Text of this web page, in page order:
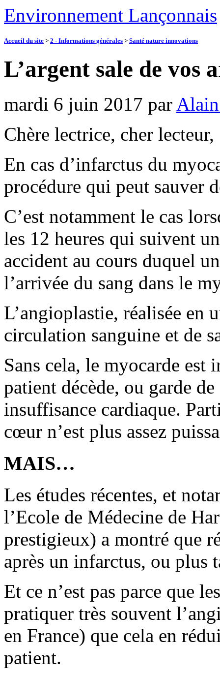
Environnement Lançonnais
Accueil du site > 2 - Informations générales > Santé nature innovations
L’argent sale de vos
mardi 6 juin 2017 par
Chère lectrice, cher lecteur,
En cas d’infarctus du
procédure qui peut sauver
C’est notamment le cas
les 12 heures qui suivent
accident au cours duquel
l’arrivée du sang dans le
L’angioplastie, réalisée en
circulation sanguine et de
Sans cela, le myocarde
patient décède, ou garde
insuffisance cardiaque.
cœur n’est plus assez
MAIS…
Les études récentes, et
l’Ecole de Médecine de
prestigieux) a montré que
après un infarctus, ou plus
Et ce n’est pas parce que
pratiquer très souvent
en France) que cela en
patient.